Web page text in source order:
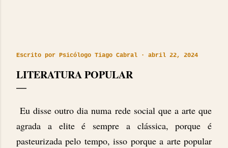
Escrito por Psicólogo Tiago Cabral abril 22, 2024
LITERATURA POPULAR
Eu disse outro dia numa rede social que a arte que
agrada a elite é sempre a clássica, porque é
pasteurizada pelo tempo, isso porque a arte popular